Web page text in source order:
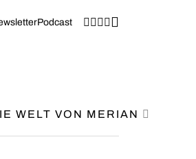
Podcast
WELT VON MERIAN